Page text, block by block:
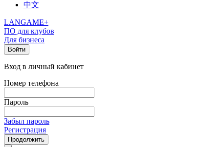
中文
LANGAME+
ПО для клубов
Для бизнеса
Войти
Вход в личный кабинет
Номер телефона
Пароль
Забыл пароль
Регистрация
Продолжить